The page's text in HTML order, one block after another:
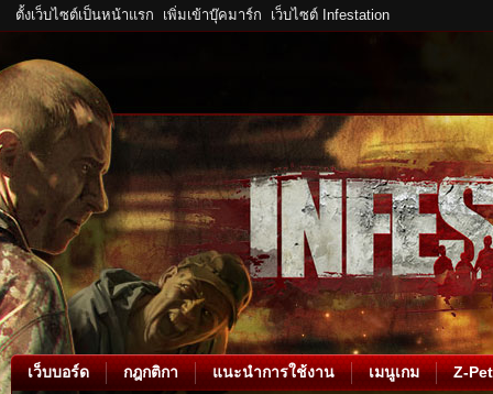
ตั้งเว็บไซต์เป็นหน้าแรก เพิ่มเข้าบุ๊คมาร์ก เว็บไซต์ Infestation
เว็บบอร์ด กฎกติกา แนะนำการใช้งาน เมนูเกม Z-Pet